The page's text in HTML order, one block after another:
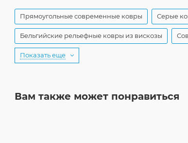
Прямоугольные современные ковры Серые
Бельгийские рельефные ковры из вискозы
Показать еще
Вам также может понравиться